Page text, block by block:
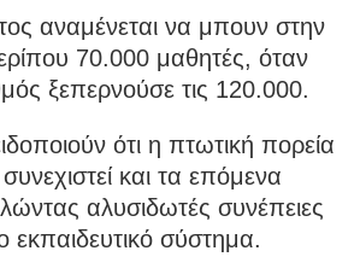
αναμένεται να μπουν στην
70.000 μαθητές, όταν
ξεπερνούσε τις 120.000.
ότι η πτωτική πορεία
και τα επόμενα
αλυσιδωτές συνέπειες
εκπαιδευτικό σύστημα.